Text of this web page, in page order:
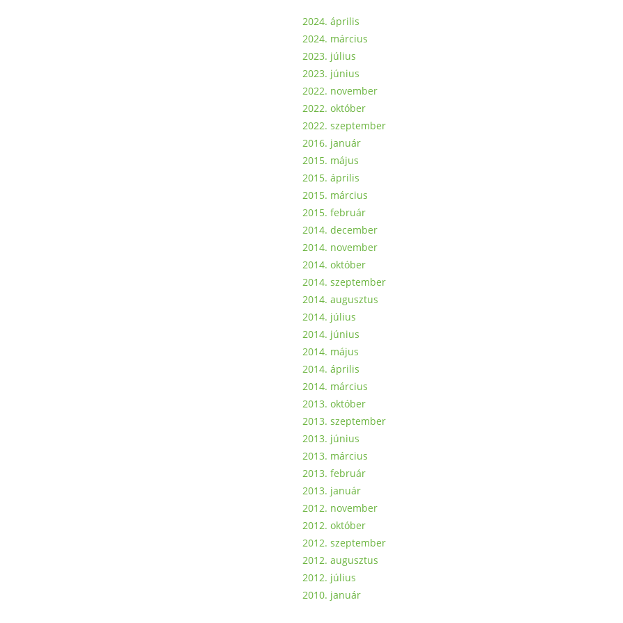
2024. április
2024. március
2023. július
2023. június
2022. november
2022. október
2022. szeptember
2016. január
2015. május
2015. április
2015. március
2015. február
2014. december
2014. november
2014. október
2014. szeptember
2014. augusztus
2014. július
2014. június
2014. május
2014. április
2014. március
2013. október
2013. szeptember
2013. június
2013. március
2013. február
2013. január
2012. november
2012. október
2012. szeptember
2012. augusztus
2012. július
2010. január